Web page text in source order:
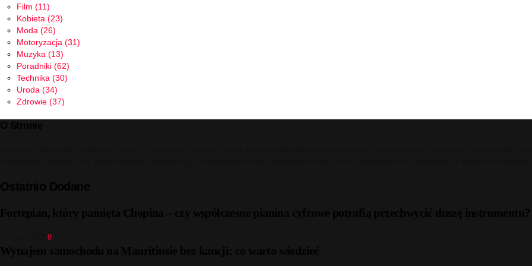
Film (11)
Kobieta (23)
Moda (26)
Motoryzacja (31)
Muzyka (13)
Poradniki (62)
Technika (30)
Uroda (34)
Zdrowie (37)
0